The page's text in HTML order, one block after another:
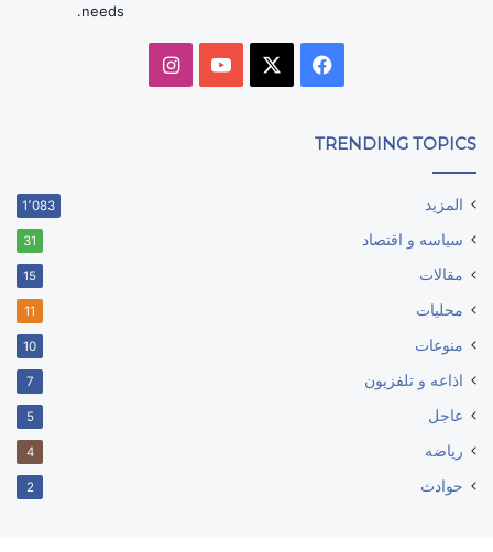
needs.
فيسبوك ‫YouTubeانستقرام
TRENDING TOPICS
المزيد 1٬083
سياسه و اقتصاد 31
مقالات 15
محليات 11
منوعات 10
اذاعه و تلفزيون 7
عاجل 5
رياضه 4
حوادث 2